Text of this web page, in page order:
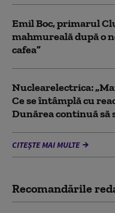
Emil Boc, primarul
mahmureală după o
cafea”
Nuclearelectrica:
Ce se întâmplă cu
Dunărea continuă să
CITEȘTE MAI MULTE
Recomandările